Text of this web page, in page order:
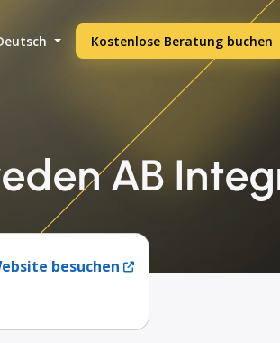
Kostenlose Beratung buchen
AB
besuchen